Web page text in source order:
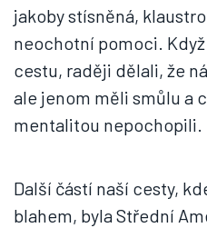
jakoby stísněná,
neochotní pomoci.
cestu, raději dělali, že
ale jenom měli smůlu a
mentalitou nepochopili.
Další částí naší cesty,
blahem, byla Střední